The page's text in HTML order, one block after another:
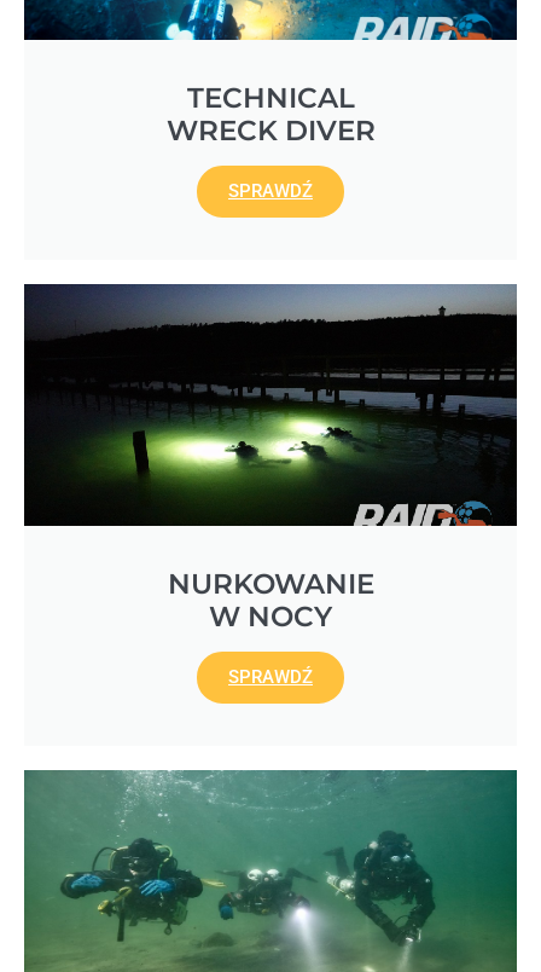
TECHNICAL
WRECK DIVER
SPRAWDŹ
NURKOWANIE
W NOCY
SPRAWDŹ